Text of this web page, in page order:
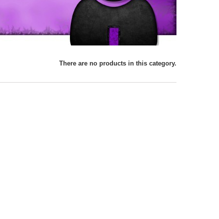
There are no products in this category.